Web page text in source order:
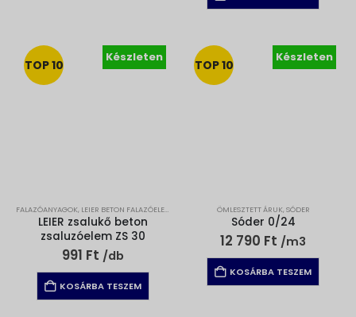
TOP 10
Készleten
FALAZÓANYAGOK, LEIER BETON FALAZÓELEMEK LEIER BETON ZSALUZÓELEM
LEIER zsalukő beton
zsaluzóelem ZS 30
991 Ft /db
KOSÁRBA TESZEM
TOP 10
Készleten
ÖMLESZTETT ÁRUK, SÓDER
Sóder 0/24
12 790 Ft /m3
KOSÁRBA TESZEM